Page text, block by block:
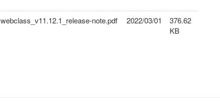
webclass_v11.12.1_release-note.pdf 2022/03/01
376.62
KB